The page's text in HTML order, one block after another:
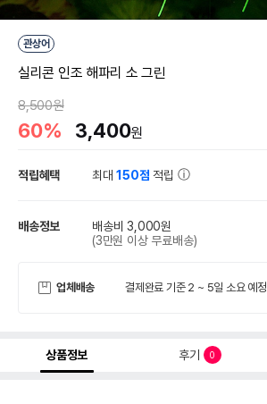
관상어
실리콘 인조 해파리 소 그린
8,500원
60% 3,400원
적립혜택 최대150점 적립
배송정보
배송비 3,000원
(3만원 이상 무료배송)
업체배송 결제완료 기준 2 ~ 5일 소요 예정
상품정보 후기 0